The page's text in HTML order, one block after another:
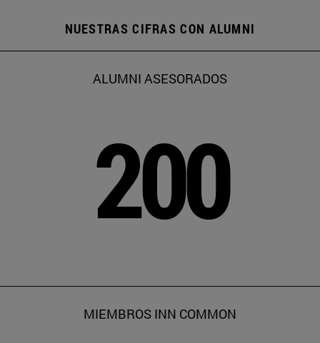
NUESTRAS CIFRAS CON ALUMNI
ALUMNI ASESORADOS
200
MIEMBROS INN COMMON